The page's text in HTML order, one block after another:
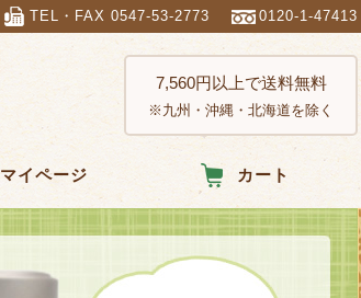
TEL・FAX 0547-53-2773 0120-1-47413
7,560円以上で送料無料
※九州・沖縄・北海道を除く
マイページ カート